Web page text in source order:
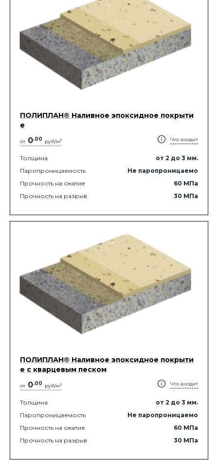
ПОЛИПЛАН® Наливное эпоксидное покрыти
е
от 0.00 руб/м2 Что входит
Толщина от 2 до 3 мм.
Паропроницаемость
Не паропроницаемо
Прочность на сжатие
60 МПа
Прочность на разрыв
30 МПа
ПОЛИПЛАН® Наливное эпоксидное покрыти
е с кварцевым песком
от 0.00 руб/м2 Что входит
Толщина от 2 до 3 мм.
Паропроницаемость
Не паропроницаемо
Прочность на сжатие
60 МПа
Прочность на разрыв
30 МПа